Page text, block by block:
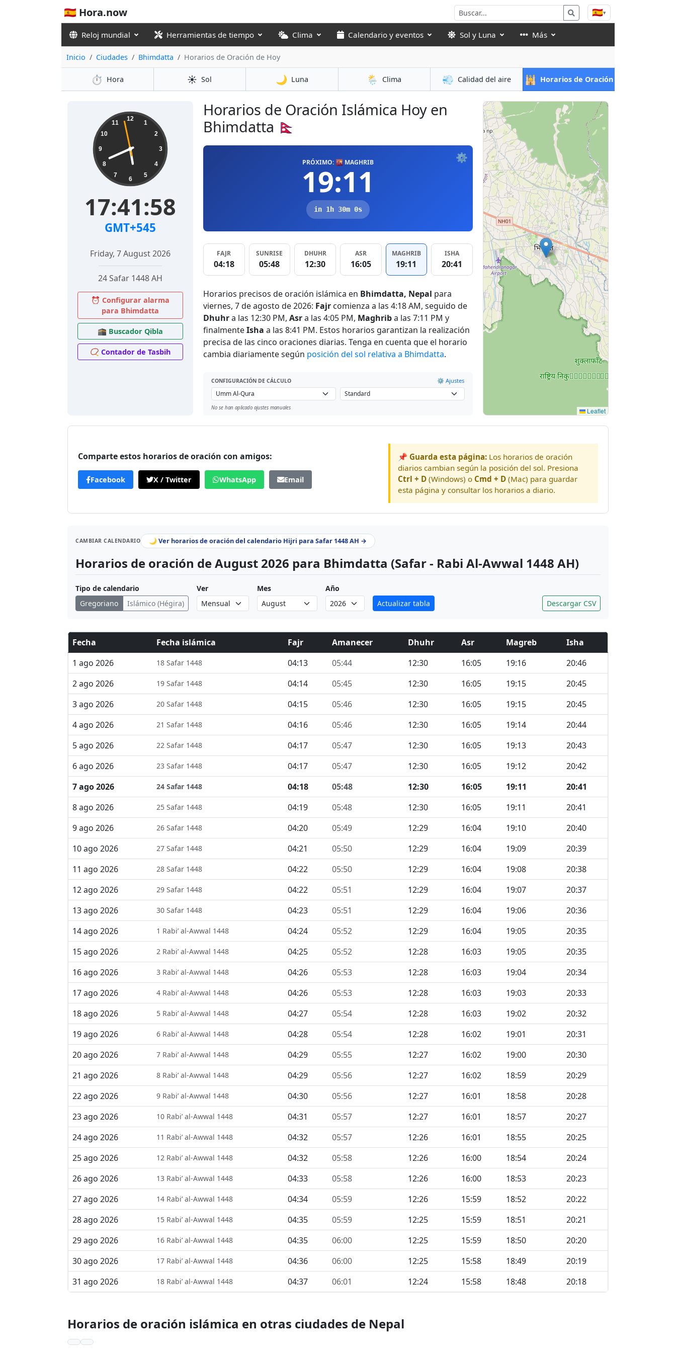
🇪🇸 Hora.now 🇪🇸▾
Reloj mundial Herramientas de tiempo Clima Calendario y eventos Sol y Luna Más
Inicio Ciudades Bhimdatta Horarios de Oración de Hoy
⏱️ Hora ☀️ Sol 🌙 Luna 🌦️ Clima 💨 Calidad del aire 🕌 Horarios de Oración
Horarios de Oración Islámica Hoy en
Bhimdatta 🇳🇵
12
1
2
3
4
5
6
7
8
9
10
11
17:41:58
GMT+545
Friday, 7 August 2026
24 Safar 1448 AH
⏰ Configurar alarma
para Bhimdatta
🕋 Buscador Qibla
📿 Contador de Tasbih
⚙️
PRÓXIMO: 🌇 MAGHRIB
19:11
in 1h 30m 0s
FAJR
04:18
SUNRISE
05:48
DHUHR
12:30
ASR
16:05
MAGHRIB
19:11
ISHA
20:41
Horarios precisos de oración islámica en Bhimdatta, Nepal para
viernes, 7 de agosto de 2026: Fajr comienza a las 4:18 AM, seguido de
Dhuhra las 12:30 PM, Asra las 4:05 PM, Maghriba las 7:11 PM y
finalmenteIsha a las 8:41 PM. Estos horarios garantizan la realización
precisa de las cinco oraciones diarias. Tenga en cuenta que el horario
cambia diariamente según posición del sol relativa a Bhimdatta.
CONFIGURACIÓN DE CÁLCULO ⚙️ Ajustes
No se han aplicado ajustes manuales Leaflet
Comparte estos horarios de oración con amigos:
Facebook X / Twitter WhatsApp Email
📌 Guarda esta página: Los horarios de oración
diarios cambian según la posición del sol. Presiona
Ctrl + D (Windows) o Cmd + D (Mac) para guardar
esta página y consultar los horarios a diario.
CAMBIAR CALENDARIO 🌙 Ver horarios de oración del calendario Hijri para Safar 1448 AH →
Horarios de oración de August 2026 para Bhimdatta (Safar - Rabi Al-Awwal 1448 AH)
Tipo de calendario
Gregoriano
Islámico (Hégira)
Ver Mes
Año
Actualizar tabla
Descargar CSV
Fecha Fecha islámica Fajr Amanecer Dhuhr Asr Magreb
Isha
1 ago 2026
18 Safar 1448 04:13 05:44 12:30 16:05 19:16
20:46
2 ago 2026
19 Safar 1448 04:14 05:45 12:30 16:05 19:15
20:45
3 ago 2026
20 Safar 1448 04:15 05:46 12:30 16:05 19:15
20:45
4 ago 2026
21 Safar 1448 04:16 05:46 12:30 16:05 19:14
20:44
5 ago 2026
22 Safar 1448 04:17 05:47 12:30 16:05 19:13
20:43
6 ago 2026
23 Safar 1448 04:17 05:47 12:30 16:05 19:12
20:42
7 ago 2026
24 Safar 1448 04:18 05:48 12:30 16:05 19:11
20:41
8 ago 2026
25 Safar 1448 04:19 05:48 12:30 16:05 19:11
20:41
9 ago 2026
26 Safar 1448 04:20 05:49 12:29 16:04 19:10
20:40
10 ago 2026
27 Safar 1448 04:21 05:50 12:29 16:04 19:09
20:39
11 ago 2026
28 Safar 1448 04:22 05:50 12:29 16:04 19:08
20:38
12 ago 2026
29 Safar 1448 04:22 05:51 12:29 16:04 19:07
20:37
13 ago 2026
30 Safar 1448 04:23 05:51 12:29 16:04 19:06
20:36
14 ago 2026
1 Rabi’ al-Awwal 1448 04:24 05:52 12:29 16:04 19:05
20:35
15 ago 2026
2 Rabi’ al-Awwal 1448 04:25 05:52 12:28 16:03 19:05
20:35
16 ago 2026
3 Rabi’ al-Awwal 1448 04:26 05:53 12:28 16:03 19:04
20:34
17 ago 2026
4 Rabi’ al-Awwal 1448 04:26 05:53 12:28 16:03 19:03
20:33
18 ago 2026
5 Rabi’ al-Awwal 1448 04:27 05:54 12:28 16:03 19:02
20:32
19 ago 2026
6 Rabi’ al-Awwal 1448 04:28 05:54 12:28 16:02 19:01
20:31
20 ago 2026
7 Rabi’ al-Awwal 1448 04:29 05:55 12:27 16:02 19:00
20:30
21 ago 2026
8 Rabi’ al-Awwal 1448 04:29 05:56 12:27 16:02 18:59
20:29
22 ago 2026
9 Rabi’ al-Awwal 1448 04:30 05:56 12:27 16:01 18:58
20:28
23 ago 2026
10 Rabi’ al-Awwal 1448 04:31 05:57 12:27 16:01 18:57
20:27
24 ago 2026
11 Rabi’ al-Awwal 1448 04:32 05:57 12:26 16:01 18:55
20:25
25 ago 2026
12 Rabi’ al-Awwal 1448 04:32 05:58 12:26 16:00 18:54
20:24
26 ago 2026
13 Rabi’ al-Awwal 1448 04:33 05:58 12:26 16:00 18:53
20:23
27 ago 2026
14 Rabi’ al-Awwal 1448 04:34 05:59 12:26 15:59 18:52
20:22
28 ago 2026
15 Rabi’ al-Awwal 1448 04:35 05:59 12:25 15:59 18:51
20:21
29 ago 2026
16 Rabi’ al-Awwal 1448 04:35 06:00 12:25 15:59 18:50
20:20
30 ago 2026
17 Rabi’ al-Awwal 1448 04:36 06:00 12:25 15:58 18:49
20:19
31 ago 2026
18 Rabi’ al-Awwal 1448 04:37 06:01 12:24 15:58 18:48 20:18
Horarios de oración islámica en otras ciudades de Nepal